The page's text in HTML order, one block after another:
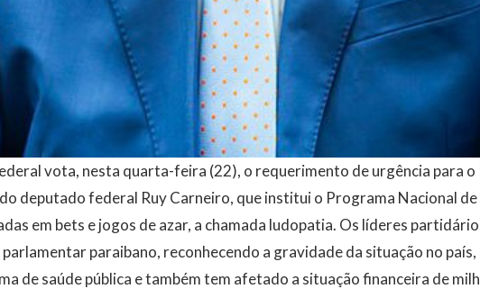
vota, nesta quarta-feira (22), o requerimento de urgência para o
deputado federal Ruy Carneiro, que institui o Programa Nacional
em bets e jogos de azar, a chamada ludopatia. Os líderes
paraibano, reconhecendo a gravidade da situação no país,
de saúde pública e também tem afetado a situação financeira de